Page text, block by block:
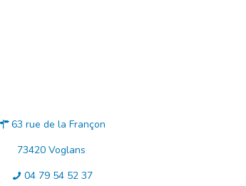
63 rue de la Françon
73420 Voglans
04 79 54 52 37